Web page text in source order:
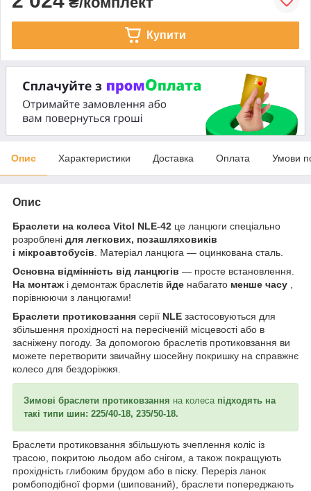
Купити
Опис Характеристики Доставка Оплата Умови
Опис
Браслети на колеса Vitol NLE-42 це ланцюги спеціально
розроблені для легкових, позашляховиків
і мікроавтобусів. Матеріал ланцюга — оцинкована сталь.
Основна відмінність від ланцюгів — просте встановлення.
На монтаж і демонтаж браслетів йде набагато менше часу ,
порівнюючи з ланцюгами!
Браслети протиковзання серії NLE застосовуються для
збільшення прохідності на пересіченій місцевості або в
засніжену погоду. За допомогою браслетів протиковзання ви
можете перетворити звичайну шосейну покришку на справжнє
колесо для бездоріжжя.
Зимові браслети протиковзання на колеса підходять на
такі типи шин: 225/40-18, 235/50-18.
Браслети протиковзання збільшують зчеплення коліс із
трасою, покритою льодом або снігом, а також покращують
прохідність глибоким брудом або в піску. Переріз ланок
ромбоподібної форми (шипований), браслети попереджають